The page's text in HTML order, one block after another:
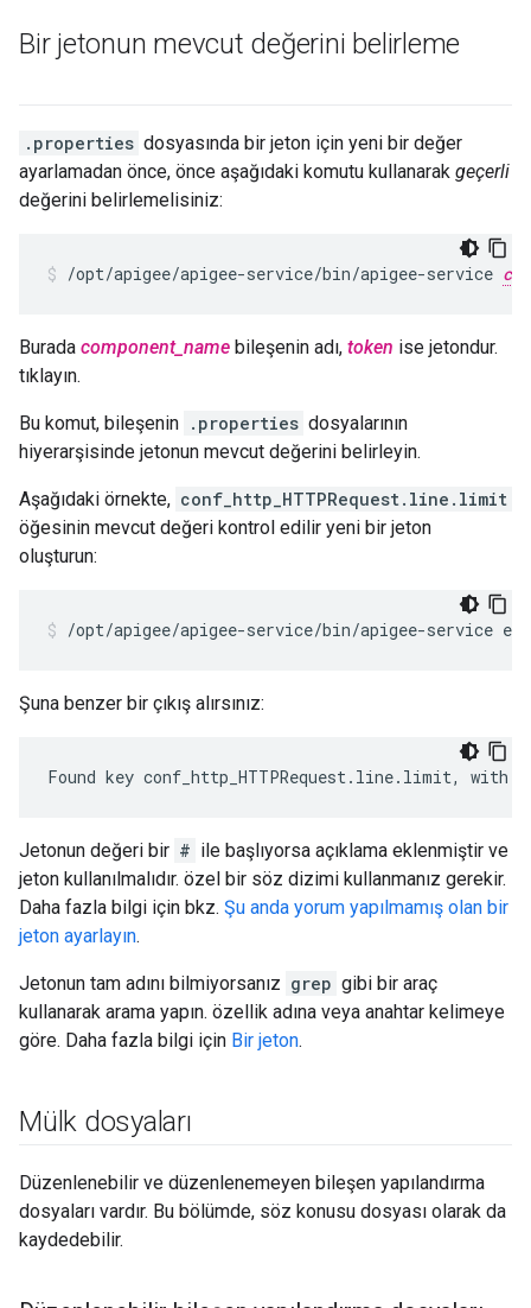
Bir jetonun mevcut değerini belirleme
.properties dosyasında bir jeton için yeni bir değer
ayarlamadan önce, önce aşağıdaki komutu kullanarak geçerli
değerini belirlemelisiniz:
/opt/apigee/apigee-service/bin/apigee-service
Burada component_name bileşenin adı, token ise jetondur.
tıklayın.
Bu komut, bileşenin .properties dosyalarının
hiyerarşisinde jetonun mevcut değerini belirleyin.
Aşağıdaki örnekte, conf_http_HTTPRequest.line.limit
öğesinin mevcut değeri kontrol edilir yeni bir jeton
oluşturun:
/opt/apigee/apigee-service/bin/apigee-service
Şuna benzer bir çıkış alırsınız:
Found key conf_http_HTTPRequest.line.limit,
Jetonun değeri bir # ile başlıyorsa açıklama eklenmiştir ve
jeton kullanılmalıdır. özel bir söz dizimi kullanmanız gerekir.
Daha fazla bilgi için bkz. Şu anda yorum yapılmamış olan bir
jeton ayarlayın.
Jetonun tam adını bilmiyorsanız grep gibi bir araç
kullanarak arama yapın. özellik adına veya anahtar kelimeye
göre. Daha fazla bilgi için Bir jeton.
Mülk dosyaları
Düzenlenebilir ve düzenlenemeyen bileşen yapılandırma
dosyaları vardır. Bu bölümde, söz konusu dosyası olarak da
kaydedebilir.